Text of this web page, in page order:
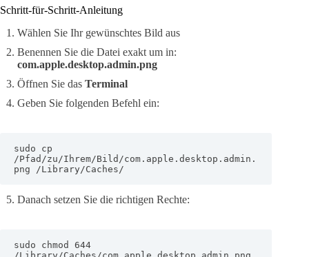
Schritt-für-Schritt-Anleitung
Wählen Sie Ihr gewünschtes Bild aus
Benennen Sie die Datei exakt um in:
com.apple.desktop.admin.png
Öffnen Sie das Terminal
Geben Sie folgenden Befehl ein:
sudo cp
/Pfad/zu/Ihrem/Bild/com.apple.desktop.admin.
png /Library/Caches/
Danach setzen Sie die richtigen Rechte:
sudo chmod 644